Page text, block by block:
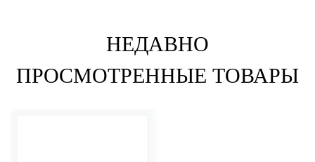
НЕДАВНО
ПРОСМОТРЕННЫЕ ТОВАРЫ